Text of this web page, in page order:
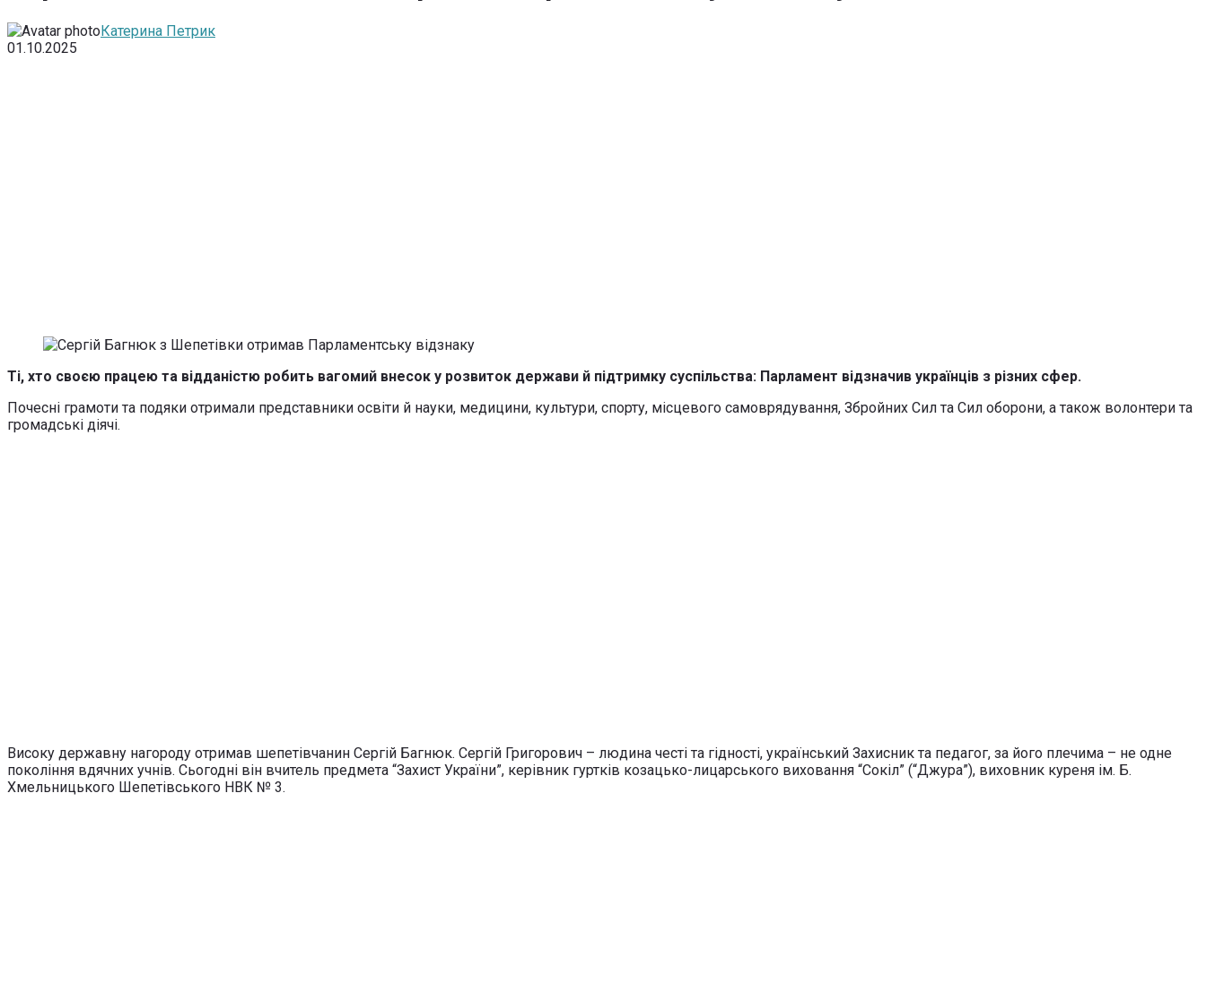
Катерина Петрик
01.10.2025
Ті, хто своєю працею та відданістю робить вагомий внесок у розвиток держави й підтримку суспільства: Парламент відзначив українців з різних сфер.
Почесні грамоти та подяки отримали представники освіти й науки, медицини, культури, спорту, місцевого самоврядування, Збройних Сил та Сил оборони, а також волонтери та
громадські діячі.
Високу державну нагороду отримав шепетівчанин Сергій Багнюк. Сергій Григорович – людина честі та гідності, український Захисник та педагог, за його плечима – не одне
покоління вдячних учнів. Сьогодні він вчитель предмета “Захист України”, керівник гуртків козацько-лицарського виховання “Сокіл” (“Джура”), виховник куреня ім. Б.
Хмельницького Шепетівського НВК № 3.